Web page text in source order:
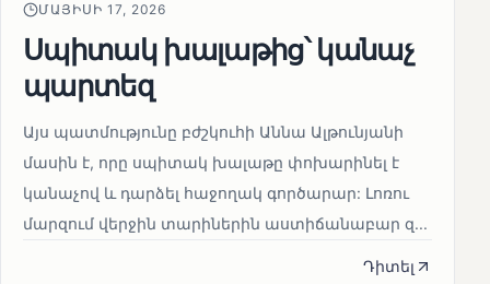
ՄԱՅԻՍԻ 17, 2026
Սպիտակ խալաթից՝ կանաչ
պարտեզ
Այս պատմությունը բժշկուհի Աննա Ալթունյանի
մասին է, որը սպիտակ խալաթը փոխարինել է
կանաչով և դարձել հաջողակ գործարար: Լոռու
մարզում վերջին տարիներին աստիճանաբար զ...
Դիտել